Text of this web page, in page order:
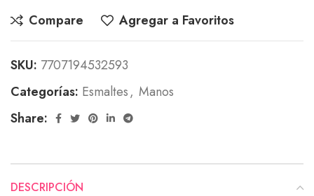
Compare
Agregar a Favoritos
SKU: 7707194532593
Categorías: Esmaltes, Manos
Share:
DESCRIPCIÓN